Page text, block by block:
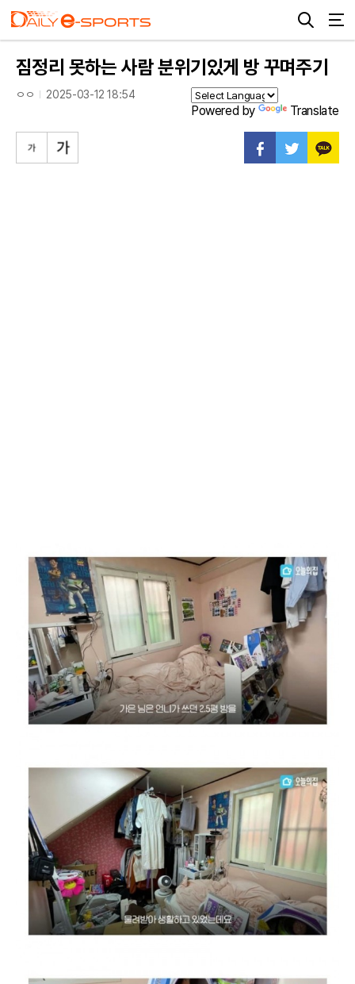
짐정리 못하는 사람 분위기있게 방 꾸며주기
ㅇㅇ 2025-03-12 18:54
Powered by Translate